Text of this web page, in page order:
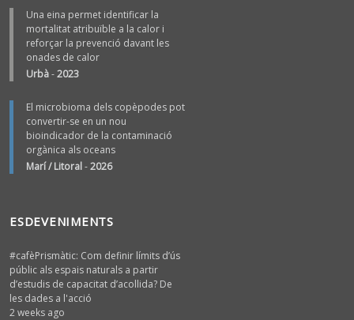
Una eina permet identificar la
mortalitat atribuïble a la calor i
reforçar la prevenció davant les
onades de calor
Urbà-2023
El microbioma dels copèpodes pot
convertir-se en un nou
bioindicador de la contaminació
orgànica als oceans
Marí / Litoral-2026
ESDEVENIMENTS
#cafèPrismàtic: Com definir límits d’ús
públic als espais naturals a partir
d’estudis de capacitat d’acollida? De
les dades a l'acció
2 weeks ago